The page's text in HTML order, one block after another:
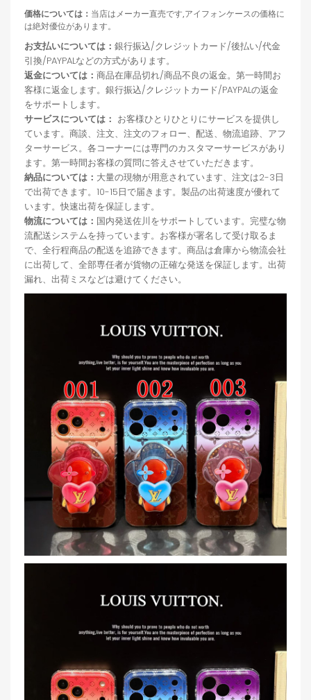
価格については： 当店はメーカー直売です,アイフォンケースの価格に
は絶対優位があります。
お支払いについては： 銀行振込/クレジットカード/後払い/代金
引換/PAYPALなどの方式があります。
返金については： 商品在庫品切れ/商品不良の返金。第一時間お
客様に返金します。銀行振込/クレジットカード/PAYPALの返金
をサポートします。
サービスについては： お客様ひとりひとりにサービスを提供し
ています。商談、注文、注文のフォロー、配送、物流追跡、アフ
ターサービス。各コーナーには専門のカスタマーサービスがあり
ます。第一時間お客様の質問に答えさせていただきます。
納品については： 大量の現物が用意されています、注文は2-3日
で出荷できます。10-15日で届きます。製品の出荷速度が優れて
います。快速出荷を保証します。
物流については： 国内発送佐川をサポートしています。完璧な物
流配送システムを持っています。お客様が署名して受け取るま
で、全行程商品の配送を追跡できます。商品は倉庫から物流会社
に出荷して、全部専任者が貨物の正確な発送を保証します。出荷
漏れ、出荷ミスなどは避けてください。